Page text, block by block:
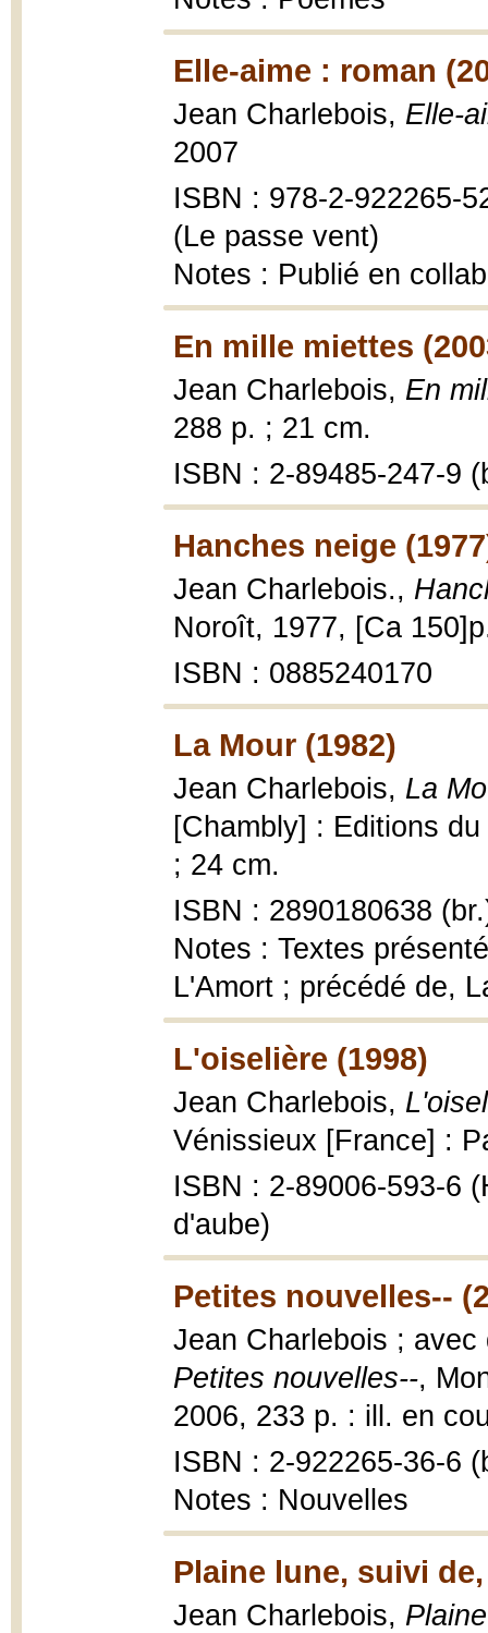
Elle-aime : roman
Jean Charlebois, Elle-
2007
ISBN : 978-2-922265-
(Le passe vent)
Notes : Publié en
En mille miettes
Jean Charlebois, En
288 p. ; 21 cm.
ISBN : 2-89485-247-9
Hanches neige
Jean Charlebois.,
Noroît, 1977, [Ca
ISBN : 0885240170
La Mour (1982)
Jean Charlebois, La
[Chambly] : Editions
; 24 cm.
ISBN : 2890180638
Notes : Textes
L'Amort ; précédé de,
L'oiselière (1998)
Jean Charlebois,
Vénissieux [France] :
ISBN : 2-89006-593-6
d'aube)
Petites nouvelles--
Jean Charlebois ;
Petites nouvelles--,
2006, 233 p. : ill. en
ISBN : 2-922265-36-6
Notes : Nouvelles
Plaine lune, suivi
Jean Charlebois,